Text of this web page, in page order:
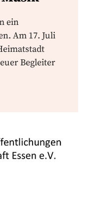
ein
Am 17. Juli
Begleiter